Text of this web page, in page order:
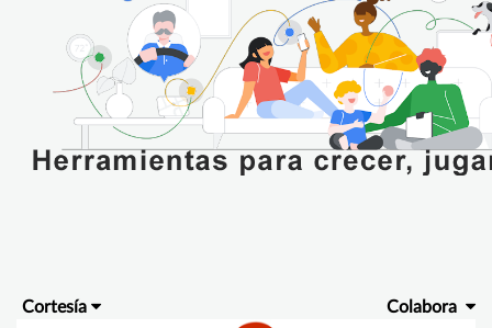
Cortesía Colabora